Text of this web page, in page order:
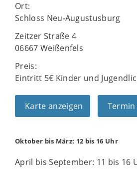
Ort:
Schloss Neu-Augustusburg
Zeitzer Straße 4
06667 Weißenfels
Preis:
Eintritt 5€ Kinder und
Karte anzeigen
Oktober bis März: 12 bis 16 Uhr
April bis September: 11 bis 16